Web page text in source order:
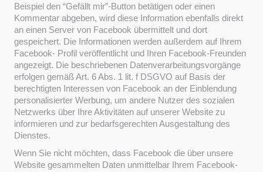
Beispiel den “Gefällt mir”-Button betätigen oder einen
Kommentar abgeben, wird diese Information ebenfalls direkt
an einen Server von Facebook übermittelt und dort
gespeichert. Die Informationen werden außerdem auf Ihrem
Facebook- Profil veröffentlicht und Ihren Facebook-Freunden
angezeigt. Die beschriebenen Datenverarbeitungsvorgänge
erfolgen gemäß Art. 6 Abs. 1 lit. f DSGVO auf Basis der
berechtigten Interessen von Facebook an der Einblendung
personalisierter Werbung, um andere Nutzer des sozialen
Netzwerks über Ihre Aktivitäten auf unserer Website zu
informieren und zur bedarfsgerechten Ausgestaltung des
Dienstes.
Wenn Sie nicht möchten, dass Facebook die über unsere
Website gesammelten Daten unmittelbar Ihrem Facebook-